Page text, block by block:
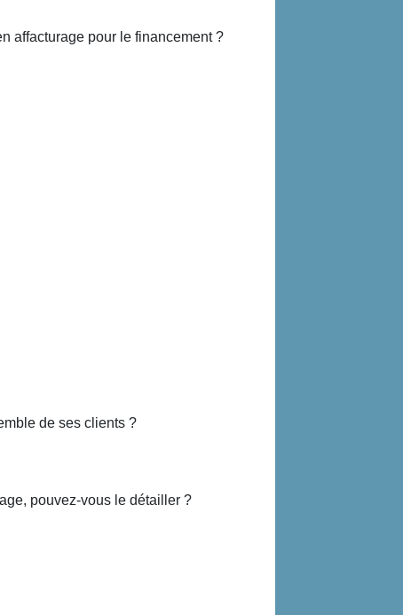
affacturage pour le financement ?
de ses clients ?
pouvez-vous le détailler ?